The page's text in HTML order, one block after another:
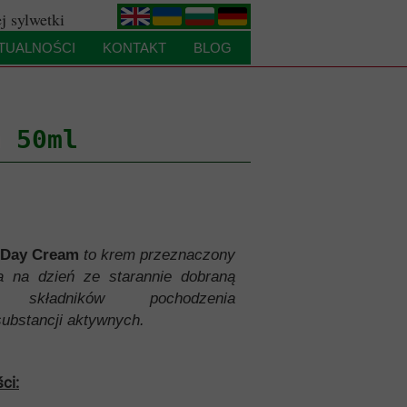
.
.
.
sylwetki
KONTAKT BLOG
50ml
Cream to krem przeznaczony
na dzień ze starannie dobraną
składników pochodzenia
aktywnych.